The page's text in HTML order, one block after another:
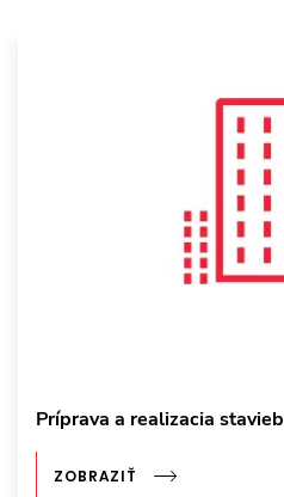
Príprava a realizacia stavieb
ZOBRAZIŤ